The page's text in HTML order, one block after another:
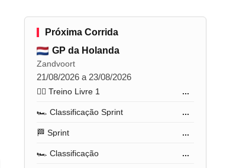
Próxima Corrida
GP da Holanda
Zandvoort
21/08/2026 a 23/08/2026
🏋️‍♂️ Treino Livre 1 ...
🏎️ Classificação Sprint ...
🏁 Sprint ...
🏎️ Classificação ...